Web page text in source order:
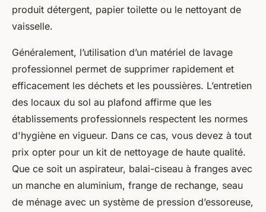
produit détergent, papier toilette ou le nettoyant de
vaisselle.
Généralement, l’utilisation d’un matériel de lavage
professionnel permet de supprimer rapidement et
efficacement les déchets et les poussières. L’entretien
des locaux du sol au plafond affirme que les
établissements professionnels respectent les normes
d'hygiène en vigueur. Dans ce cas, vous devez à tout
prix opter pour un kit de nettoyage de haute qualité.
Que ce soit un aspirateur, balai-ciseau à franges avec
un manche en aluminium, frange de rechange, seau
de ménage avec un système de pression d’essoreuse,